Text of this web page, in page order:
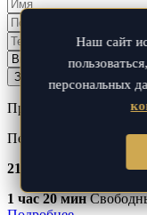
Предоплата 100%
Пешеходная
21:00
1 час 20 мин
Наш сайт
персональных